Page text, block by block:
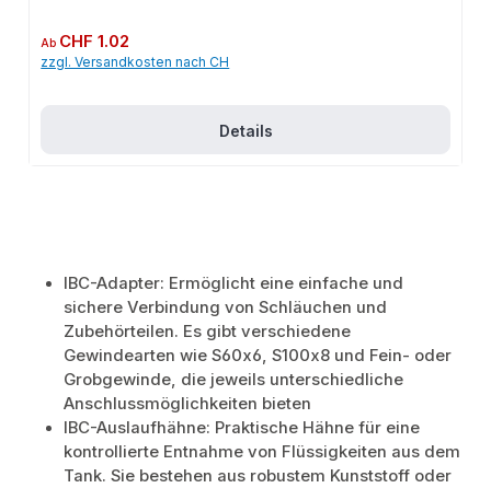
KunststoffAnwendungsbereicheGartenbewässerungHaustechnikIndustriean
wendungenProduktdatenMaterial: HDPE-KunststoffIn unserem Sortiment
finden Sie auch passende Zubehörteile sowie weitere Produkte für den
Regulärer Preis:
Ab CHF 1.02
zzgl. Versandkosten nach CH
Details
IBC-Adapter: Ermöglicht eine einfache und
sichere Verbindung von Schläuchen und
Zubehörteilen. Es gibt verschiedene
Gewindearten wie S60x6, S100x8 und Fein- oder
Grobgewinde, die jeweils unterschiedliche
Anschlussmöglichkeiten bieten
IBC-Auslaufhähne: Praktische Hähne für eine
kontrollierte Entnahme von Flüssigkeiten aus dem
Tank. Sie bestehen aus robustem Kunststoff oder